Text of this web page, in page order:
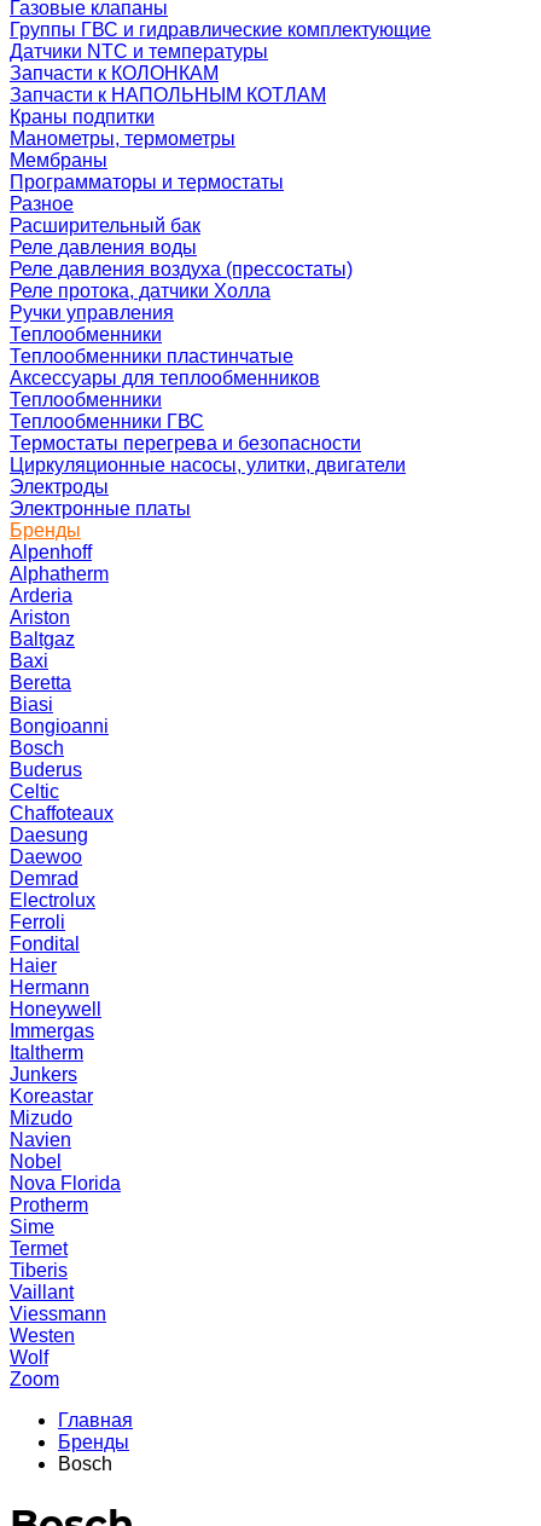
Газовые клапаны
Группы ГВС и гидравлические комплектующие
Датчики NTC и температуры
Запчасти к КОЛОНКАМ
Запчасти к НАПОЛЬНЫМ КОТЛАМ
Краны подпитки
Манометры, термометры
Мембраны
Программаторы и термостаты
Разное
Расширительный бак
Реле давления воды
Реле давления воздуха (прессостаты)
Реле протока, датчики Холла
Ручки управления
Теплообменники
Теплообменники пластинчатые
Аксессуары для теплообменников
Теплообменники
Теплообменники ГВС
Термостаты перегрева и безопасности
Циркуляционные насосы, улитки, двигатели
Электроды
Электронные платы
Бренды
Alpenhoff
Alphatherm
Arderia
Ariston
Baltgaz
Baxi
Beretta
Biasi
Bongioanni
Bosch
Buderus
Celtic
Chaffoteaux
Daesung
Daewoo
Demrad
Electrolux
Ferroli
Fondital
Haier
Hermann
Honeywell
Immergas
Italtherm
Junkers
Koreastar
Mizudо
Navien
Nobel
Nova Florida
Protherm
Sime
Termet
Tiberis
Vaillant
Viessmann
Westen
Wolf
Zoom
Главная
Бренды
Bosch